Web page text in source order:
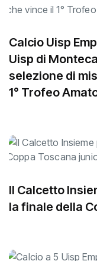
Calcio Uisp
Uisp di
selezione di
1° Trofeo
Il Calcetto
la finale della